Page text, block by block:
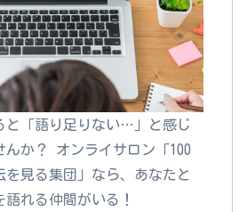
と「語り足りない…」と感じ
んか？ オンライサロン「100
を見る集団」なら、あなたと
語れる仲間がいる！